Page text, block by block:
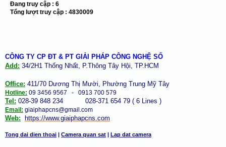
Đang truy cập : 6
Tổng lượt truy cập : 4830009
CÔNG TY CP ĐT & PT GIẢI PHÁP CÔNG NGHỆ SỐ
Add: 34/2H1 Thống Nhất, P.Thông Tây Hội, TP.HCM
Office: 411/70 Dương Thị Mười, Phường Trung Mỹ Tây
Hotline: 09 3456 9567 - 0913 700 579
Tel: 028-39 848 234 028-371 654 79 ( 6 Lines )
Email: giaiphapcns@gmail.com
Web: https://www.giaiphapcns.com
Tong dai dien thoai | Camera quan sat | Lap dat camera